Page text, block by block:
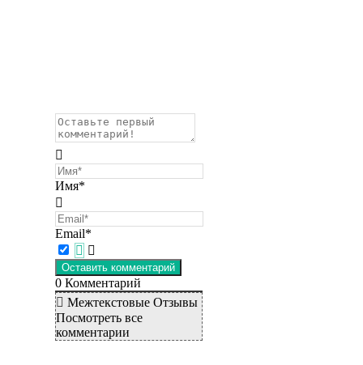
Имя*
Email*
0 Комментарий
Межтекстовые Отзывы
Посмотреть все
комментарии